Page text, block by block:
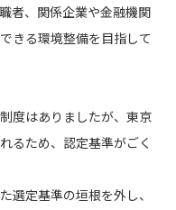
者、関係企業や金融機関
きる環境整備を目指して
度はありましたが、東京
るため、認定基準がごく
選定基準の垣根を外し、